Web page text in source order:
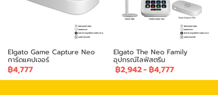
Elgato Game Capture Neo
การ์ดแคปเจอร์
฿4,777
Elgato The Neo Family
อุปกรณ์ไลฟ์สตรีม
฿2,942- ฿4,777